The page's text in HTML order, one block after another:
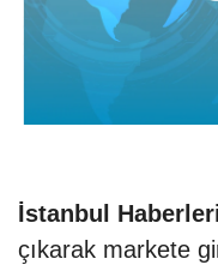
İstanbul
çıkarak markete